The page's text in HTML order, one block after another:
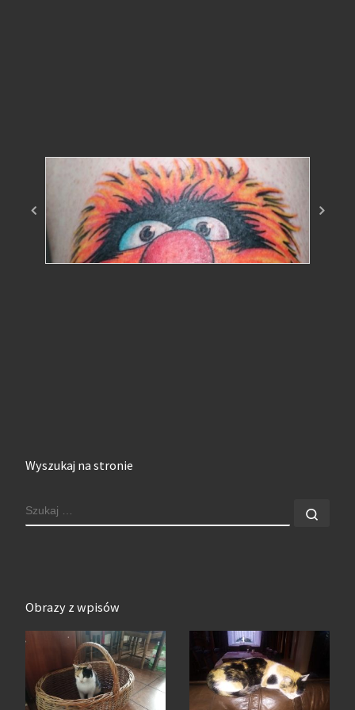
Wyszukaj na stronie
SZUKAJ
Obrazy z wpisów